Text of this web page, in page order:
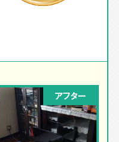
アフター